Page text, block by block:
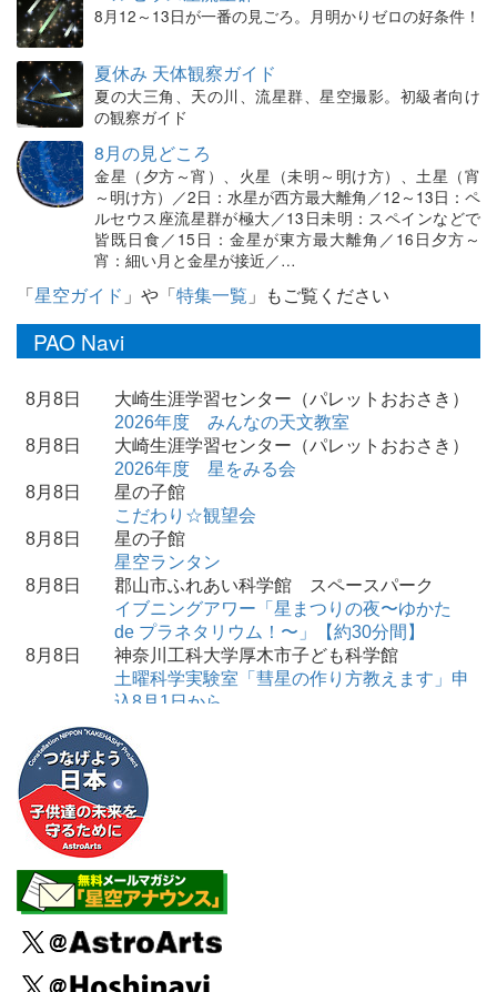
8月12～13日が一番の見ごろ。月明かりゼロの好条件！
夏休み 天体観察ガイド
夏の大三角、天の川、流星群、星空撮影。初級者向け
の観察ガイド
8月の見どころ
金星（夕方～宵）、火星（未明～明け方）、土星（宵
～明け方）／2日：水星が西方最大離角／12～13日：ペ
ルセウス座流星群が極大／13日未明：スペインなどで
皆既日食／15日：金星が東方最大離角／16日夕方～
宵：細い月と金星が接近／…
「星空ガイド 」や「特集一覧 」もご覧ください
PAO Navi